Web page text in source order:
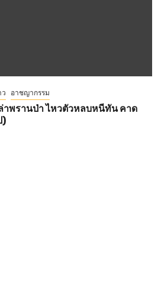
อาชญากรรม
าพรานป่า ไหวตัวหลบหนีทัน คาด
)